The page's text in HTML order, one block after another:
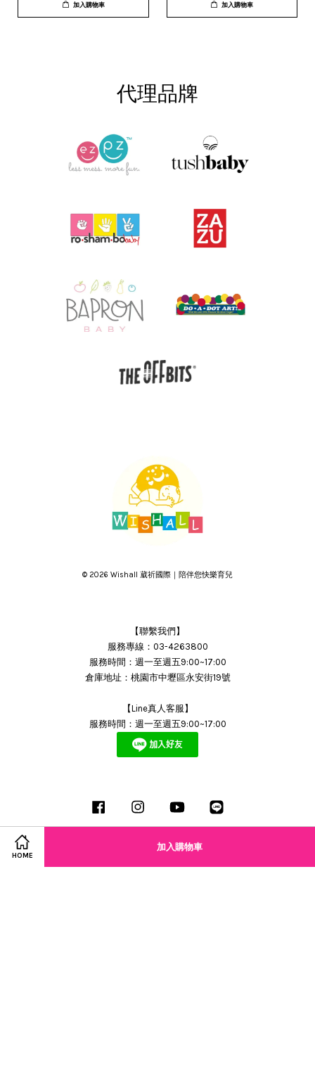
HOME
加入購物車
加入購物車 加入購物車
代理品牌
© 2026 Wishall 葳祈國際｜陪伴您快樂育兒
【聯繫我們】
服務專線：03-4263800
服務時間：週一至週五9:00~17:00
倉庫地址：桃園市中壢區永安街19號
【Line真人客服】
服務時間：週一至週五9:00~17:00
Facebook Instagram YouTube